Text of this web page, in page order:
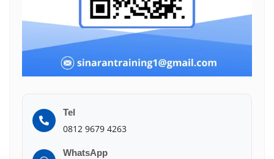
Tel
0812 9679 4263
WhatsApp